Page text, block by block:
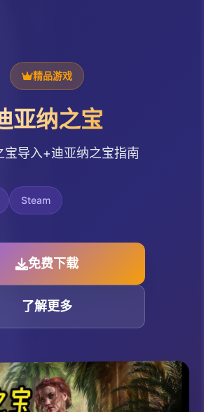
精品游戏
亚纳之宝
宝导入+迪亚纳之宝指南
Steam
免费下载
了解更多